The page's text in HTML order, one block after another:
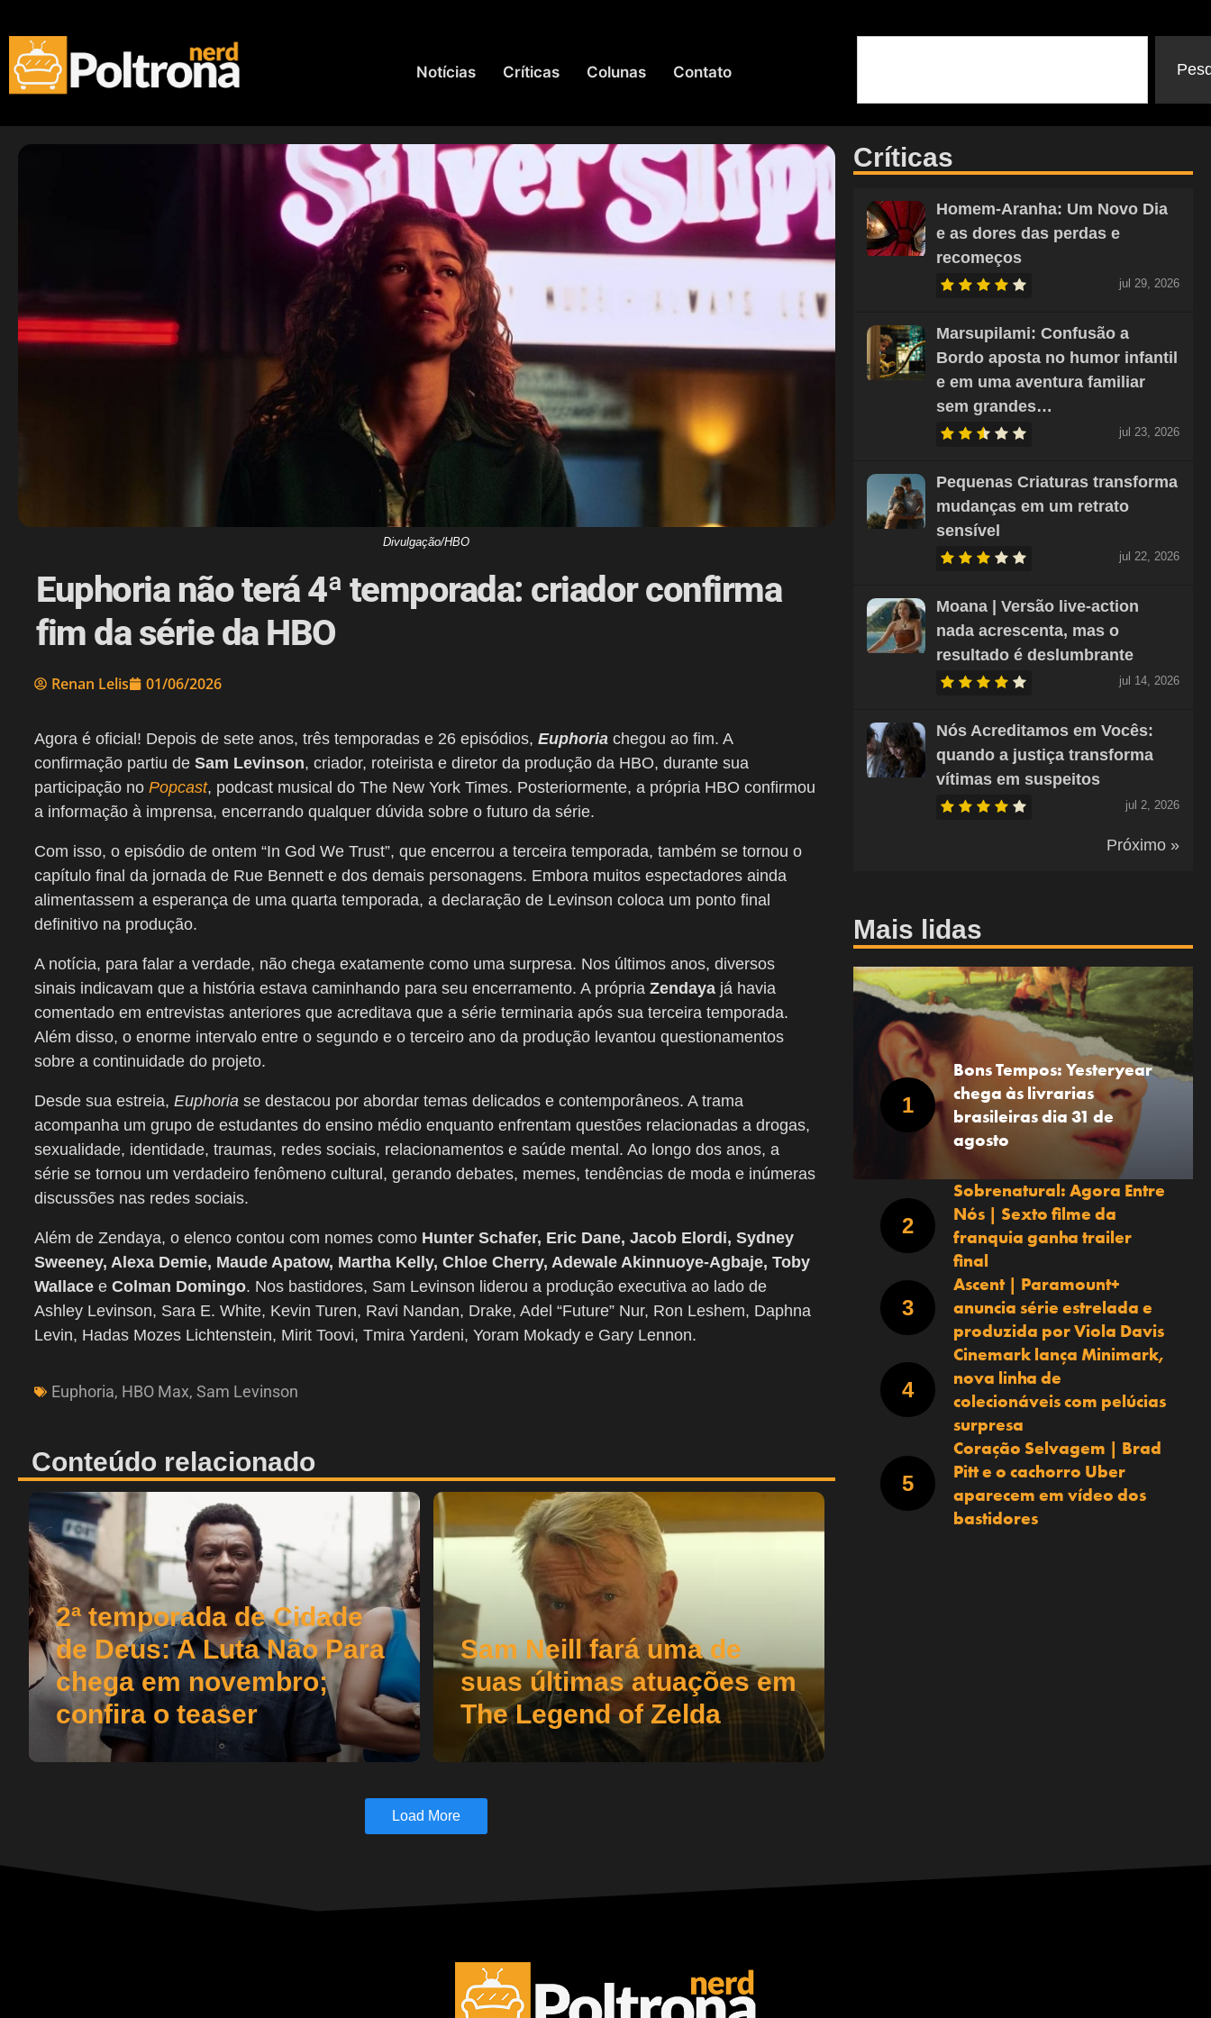
Notícias Críticas Colunas Contato
Divulgação/HBO
Euphoria não terá 4ª temporada: criador confirma
fim da série da HBO
Renan Lelis 01/06/2026
Agora é oficial! Depois de sete anos, três temporadas e 26 episódios, Euphoria chegou ao fim. A
confirmação partiu de Sam Levinson, criador, roteirista e diretor da produção da HBO, durante sua
participação no Popcast, podcast musical do The New York Times. Posteriormente, a própria HBO confirmou
a informação à imprensa, encerrando qualquer dúvida sobre o futuro da série.
Com isso, o episódio de ontem “In God We Trust”, que encerrou a terceira temporada, também se tornou o
capítulo final da jornada de Rue Bennett e dos demais personagens. Embora muitos espectadores ainda
alimentassem a esperança de uma quarta temporada, a declaração de Levinson coloca um ponto final
definitivo na produção.
A notícia, para falar a verdade, não chega exatamente como uma surpresa. Nos últimos anos, diversos
sinais indicavam que a história estava caminhando para seu encerramento. A própria Zendaya já havia
comentado em entrevistas anteriores que acreditava que a série terminaria após sua terceira temporada.
Além disso, o enorme intervalo entre o segundo e o terceiro ano da produção levantou questionamentos
sobre a continuidade do projeto.
Desde sua estreia, Euphoria se destacou por abordar temas delicados e contemporâneos. A trama
acompanha um grupo de estudantes do ensino médio enquanto enfrentam questões relacionadas a drogas,
sexualidade, identidade, traumas, redes sociais, relacionamentos e saúde mental. Ao longo dos anos, a
série se tornou um verdadeiro fenômeno cultural, gerando debates, memes, tendências de moda e inúmeras
discussões nas redes sociais.
Além de Zendaya, o elenco contou com nomes como Hunter Schafer, Eric Dane, Jacob Elordi, Sydney
Sweeney, Alexa Demie, Maude Apatow, Martha Kelly, Chloe Cherry, Adewale Akinnuoye-Agbaje, Toby
Wallace e Colman Domingo. Nos bastidores, Sam Levinson liderou a produção executiva ao lado de
Ashley Levinson, Sara E. White, Kevin Turen, Ravi Nandan, Drake, Adel “Future” Nur, Ron Leshem, Daphna
Levin, Hadas Mozes Lichtenstein, Mirit Toovi, Tmira Yardeni, Yoram Mokady e Gary Lennon.
Euphoria, HBO Max, Sam Levinson
Conteúdo relacionado
2ª temporada de Cidade
de Deus: A Luta Não Para
chega em novembro;
confira o teaser
Sam Neill fará uma de
suas últimas atuações em
The Legend of Zelda
Load More
Críticas
Homem-Aranha: Um Novo Dia
e as dores das perdas e
recomeços
jul 29, 2026
Marsupilami: Confusão a
Bordo aposta no humor infantil
e em uma aventura familiar
sem grandes…
jul 23, 2026
Pequenas Criaturas transforma
mudanças em um retrato
sensível
jul 22, 2026
Moana | Versão live-action
nada acrescenta, mas o
resultado é deslumbrante
jul 14, 2026
Nós Acreditamos em Vocês:
quando a justiça transforma
vítimas em suspeitos
jul 2, 2026
Próximo »
Mais lidas
Bons Tempos: Yesteryear
chega às livrarias
brasileiras dia 31 de
agosto
Sobrenatural: Agora Entre
Nós | Sexto filme da
franquia ganha trailer
final
Ascent | Paramount+
anuncia série estrelada e
produzida por Viola Davis
Cinemark lança Minimark,
nova linha de
colecionáveis com pelúcias
surpresa
Coração Selvagem | Brad
Pitt e o cachorro Uber
aparecem em vídeo dos
bastidores